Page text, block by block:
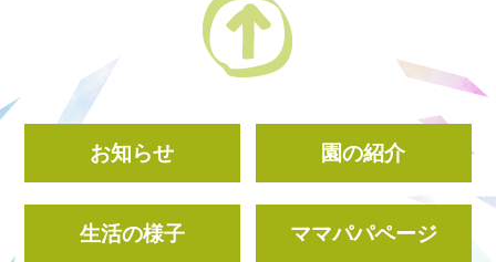
お知らせ 園の紹介
生活の様子 ママパパページ